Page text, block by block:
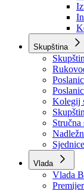
Skupština
Kolegij